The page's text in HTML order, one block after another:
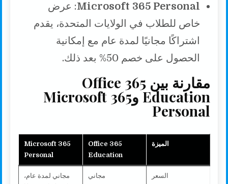
Microsoft 365 Personal: عرض
خاص للطلاب في الولايات المتحدة، يقدم
اشتراكًا مجانيًا لمدة عام مع إمكانية
الحصول على خصم 50% بعد ذلك.
مقارنة بين Office 365
Education وMicrosoft 365
Personal
الميزة
Office 365
Education
Microsoft 365
Personal
السعر مجاني
مجاني لمدة عام،